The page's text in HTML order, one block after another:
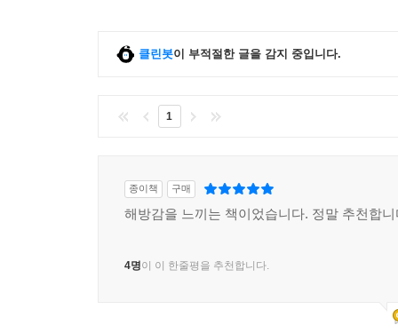
클린봇이 부적절한 글을 감지 중입니다.
1
종이책 구매
해방감을 느끼는 책이었습니다. 정말 추천합니
4명이 이 한줄평을 추천합니다.